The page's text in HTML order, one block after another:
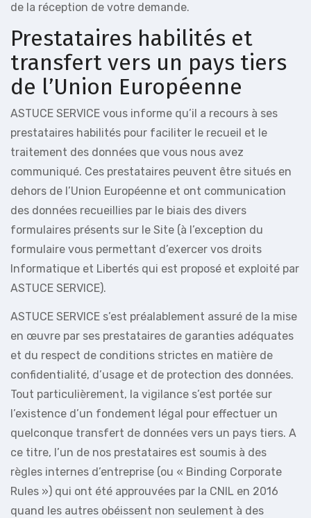
de la réception de votre demande.
Prestataires habilités et
transfert vers un pays tiers
de l’Union Européenne
ASTUCE SERVICE vous informe qu’il a recours à ses
prestataires habilités pour faciliter le recueil et le
traitement des données que vous nous avez
communiqué. Ces prestataires peuvent être situés en
dehors de l’Union Européenne et ont communication
des données recueillies par le biais des divers
formulaires présents sur le Site (à l’exception du
formulaire vous permettant d’exercer vos droits
Informatique et Libertés qui est proposé et exploité par
ASTUCE SERVICE).
ASTUCE SERVICE s’est préalablement assuré de la mise
en œuvre par ses prestataires de garanties adéquates
et du respect de conditions strictes en matière de
confidentialité, d’usage et de protection des données.
Tout particulièrement, la vigilance s’est portée sur
l’existence d’un fondement légal pour effectuer un
quelconque transfert de données vers un pays tiers. A
ce titre, l’un de nos prestataires est soumis à des
règles internes d’entreprise (ou « Binding Corporate
Rules ») qui ont été approuvées par la CNIL en 2016
quand les autres obéissent non seulement à des